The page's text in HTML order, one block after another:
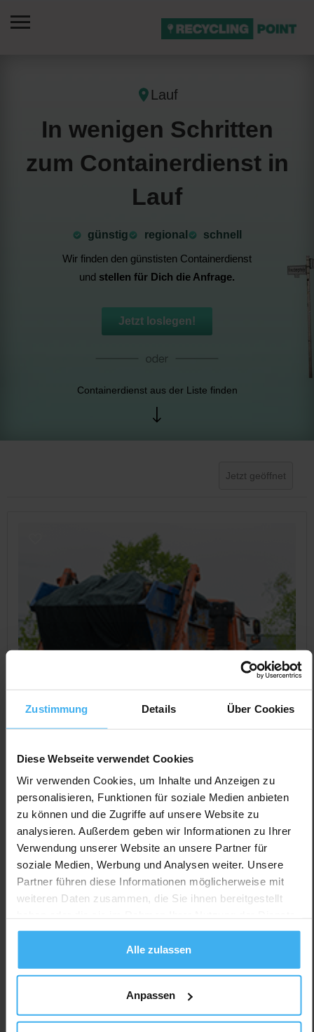
Zustimmung Details Über Cookies
Diese Webseite verwendet Cookies
Wir verwenden Cookies, um Inhalte und Anzeigen zu
personalisieren, Funktionen für soziale Medien anbieten
zu können und die Zugriffe auf unsere Website zu
analysieren. Außerdem geben wir Informationen zu Ihrer
Verwendung unserer Website an unsere Partner für
soziale Medien, Werbung und Analysen weiter. Unsere
Partner führen diese Informationen möglicherweise mit
weiteren Daten zusammen, die Sie ihnen bereitgestellt
gesammelt haben.
Alle zulassen
Anpassen
Lauf
In wenigen Schritten
zum Containerdienst in
Lauf
günstig ⁠regional
schnell
Wir finden den günstisten Containerdienst
und stellen für Dich die Anfrage.
Jetzt loslegen!
Containerdienst aus der Liste finden
Jetzt geöffnet
CONTAINERDIENST Geschlossen
Konrad Bär
Noch keine Bewertung
Stettiner Str. 2, 91207 Lauf (Kotzenhof), Deutschland
Jetzt Anrufen